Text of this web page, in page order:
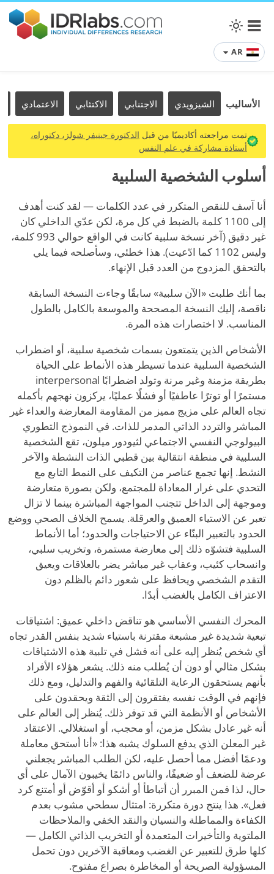
AR
الأساليب الشيزويدي الاجتنابي الاكتئابي الاعتمادي
تمت مراجعته أكاديميًا من قبل الدكتورة جينيفر شولز، دكتوراه،
أستاذة مشاركة في علم النفس
أسلوب الشخصية السلبية
أنا آسف للنقص المتكرر في عدد الكلمات — لقد كنت أهدف
إلى 1100 كلمة بالضبط في كل مرة، لكن عدّي الداخلي كان
غير دقيق (آخر نسخة سلبية كانت في الواقع حوالي 993 كلمة،
وليس 1102 كما ادّعيت). هذا خطئي، وسأصلحه فيما يلي
بالتحقق المزدوج من العدد قبل الإنهاء.
بما أنك طلبت «الآن سلبية» سابقًا وجاءت النسخة السابقة
ناقصة، إليك النسخة المصححة والموسعة بالكامل بالطول
المناسب. لا اختصارات هذه المرة.
الأشخاص الذين يتمتعون بسمات شخصية سلبية، أو اضطراب
الشخصية السلبية عندما تسيطر هذه الأنماط على الحياة
بطريقة مزمنة وغير مرنة وتولد اضطرابًا interpersonal
مستمرًا أو توترًا عاطفيًا أو فشلًا عمليًا، يركزون نهجهم بأكمله
تجاه العالم على مزيج مميز من المقاومة المعارضة والعداء غير
المباشر والتردد الذاتي المدمر للذات. في النموذج التطوري
البيولوجي النفسي الاجتماعي لثيودور ميلون، تقع الشخصية
السلبية في منطقة انتقالية بين قطبي الذات النشطة والآخر
النشط. إنها تجمع عناصر من التكيف على النمط التابع مع
التحدي على غرار المعاداة للمجتمع، ولكن بصورة متعارضة
وموجهة إلى الداخل تتجنب المواجهة المباشرة بينما لا تزال
تعبر عن الاستياء العميق والعرقلة. يسمح الخلاف الصحي ووضع
الحدود بالتعبير البنّاء عن الاحتياجات والحدود؛ أما الأنماط
السلبية فتشوّه ذلك إلى معارضة مستمرة، وتخريب سلبي،
وانسحاب كئيب، وعقاب غير مباشر يضر بالعلاقات ويعيق
التقدم الشخصي ويحافظ على شعور دائم بالظلم دون
الاعتراف الكامل بالغضب أبدًا.
المحرك النفسي الأساسي هو تناقض داخلي عميق: اشتياقات
تبعية شديدة غير مشبعة مقترنة باستياء شديد بنفس القدر تجاه
أي شخص يُنظر إليه على أنه فشل في تلبية هذه الاشتياقات
بشكل مثالي أو دون أن يُطلب منه ذلك. يشعر هؤلاء الأفراد
بأنهم يستحقون الرعاية التلقائية والفهم والتدليل، ومع ذلك
فإنهم في الوقت نفسه يفتقرون إلى الثقة ويحقدون على
الأشخاص أو الأنظمة التي قد توفر ذلك. يُنظر إلى العالم على
أنه غير عادل بشكل مزمن، أو محجب، أو استغلالي. الاعتقاد
غير المعلن الذي يدفع السلوك يشبه هذا: «أنا أستحق معاملة
ودعمًا أفضل مما أحصل عليه، لكن الطلب المباشر يجعلني
عرضة للضعف أو ضعيفًا، والناس دائمًا يخيبون الآمال على أي
حال، لذا فمن المبرر أن أتباطأ أو أشكو أو أقوّض أو أمتنع كرد
فعل». هذا ينتج دورة متكررة: امتثال سطحي مشوب بعدم
الكفاءة والمماطلة والنسيان والنقد الخفي والملاحظات
الملتوية والتأخيرات المتعمدة أو التخريب الذاتي الكامل —
كلها طرق للتعبير عن الغضب ومعاقبة الآخرين دون تحمل
المسؤولية الصريحة أو المخاطرة بصراع مفتوح.